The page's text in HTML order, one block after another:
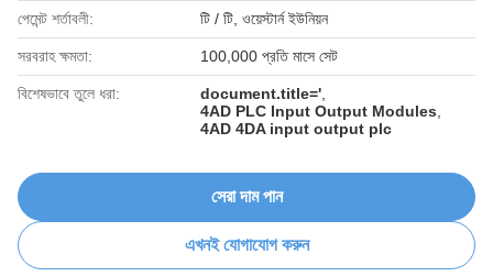
পেমেন্ট শর্তাবলী: টি / টি, ওয়েস্টার্ন ইউনিয়ন
সরবরাহ ক্ষমতা: 100,000 প্রতি মাসে সেট
বিশেষভাবে তুলে ধরা: document.title='
4AD PLC Input Output Modules
4AD 4DA input output plc
সেরা দাম পান
এখনই যোগাযোগ করুন